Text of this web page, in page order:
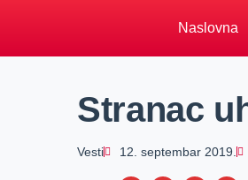
Naslovna
Stranac
Vesti 12. septembar 2019.